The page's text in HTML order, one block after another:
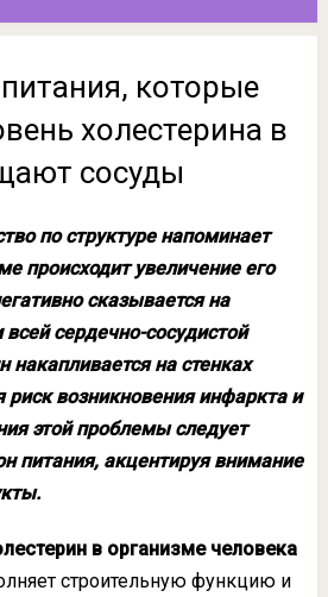
которые
холестерина в
сосуды
по структуре напоминает
происходит увеличение его
сказывается на
всей сердечно-сосудистой
накапливается на стенках
риск возникновения инфаркта и
этой проблемы следует
питания, акцентируя внимание
в организме человека
строительную функцию и